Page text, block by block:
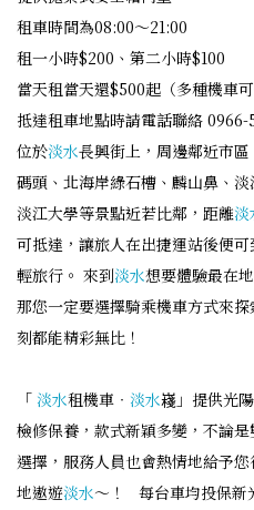
租車時間為08:00～21:00
租一小時$200、第二小時$100
當天租當天還$500起（多種機車可
抵達租車地點時請電話聯絡 0966-
位於淡水長興街上，周邊鄰近市區
碼頭、北海岸綠石槽、麟山鼻、
淡江大學等景點近若比鄰，距離淡
可抵達，讓旅人在出捷運站後便
輕旅行。 來到淡水想要體驗最在
那您一定要選擇騎乘機車方式來探
刻都能精彩無比！
「 淡水租機車‧ 淡水嶘」提供光
檢修保養，款式新穎多變，不論
選擇，服務人員也會熱情地給予
地遨遊淡水～！ 每台車均投保新